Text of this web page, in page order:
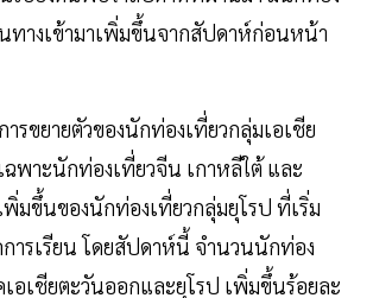
นทางเข้ามาเพิ่มขึ้นจากสัปดาห์ก่อนหน้า
รขยายตัวของนักท่องเที่ยวกลุ่มเอเชีย
พาะนักท่องเที่ยวจีน เกาหลีใต้ และ
มขึ้นของนักท่องเที่ยวกลุ่มยุโรป ที่เริ่ม
การเรียน โดยสัปดาห์นี้ จำนวนนักท่อง
อเชียตะวันออกและยุโรป เพิ่มขึ้นร้อยละ